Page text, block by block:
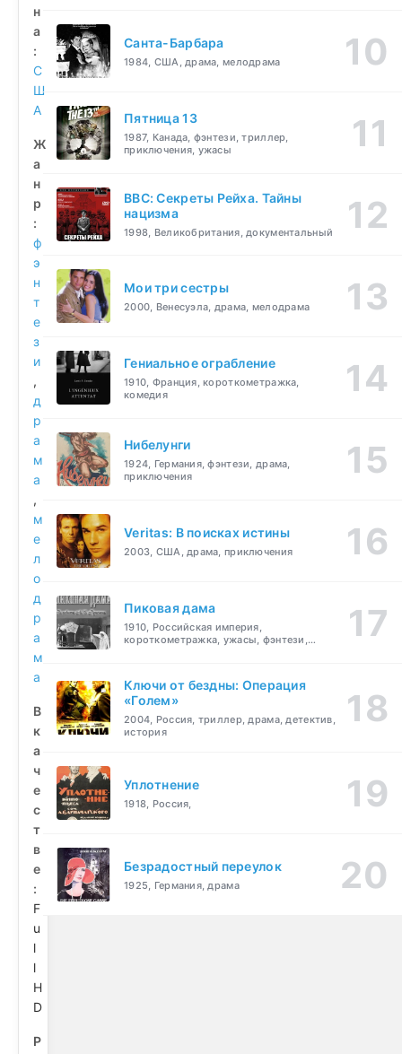
н
а
:
С
Ш
А
Ж
а
н
р
:
ф
э
н
т
е
з
и
,
д
р
а
м
а
,
м
е
л
о
д
р
а
м
а
В
к
а
ч
е
с
т
в
е
:
F
u
l
l
H
D
Р
Санта-Барбара
1984, США, драма, мелодрама
Пятница 13
1987, Канада, фэнтези, триллер,
приключения, ужасы
BBC: Секреты Рейха. Тайны
нацизма
1998, Великобритания, документальный
Мои три сестры
2000, Венесуэла, драма, мелодрама
Гениальное ограбление
1910, Франция, короткометражка,
комедия
Нибелунги
1924, Германия, фэнтези, драма,
приключения
Veritas: В поисках истины
2003, США, драма, приключения
Пиковая дама
1910, Российская империя,
короткометражка, ужасы, фэнтези,
Ключи от бездны: Операция
«Голем»
2004, Россия, триллер, драма, детектив,
история
Уплотнение
1918, Россия,
Безрадостный переулок
1925, Германия, драма